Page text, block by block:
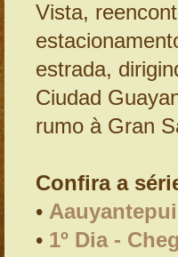
Vista,
estrada,
Ciudad
rumo à Gran
Confira a
•
• 1º Dia -